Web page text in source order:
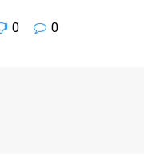
0 0